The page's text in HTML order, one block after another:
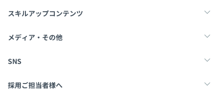
転職・キャリア
スキルアップコンテンツ
学習
メディア・その他
Tech Team Journal
SNS
X
採用ご担当者様へ